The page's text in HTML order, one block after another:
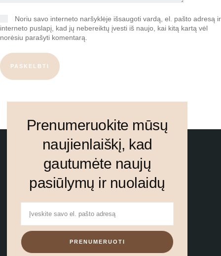
Noriu savo interneto naršyklėje išsaugoti vardą, el. pašto adresą ir
interneto puslapį, kad jų nebereiktų įvesti iš naujo, kai kitą kartą vėl
norėsiu parašyti komentarą.
PASKELBTI
Prenumeruokite mūsų
naujienlaiškį, kad
gautumėte naujų
pasiūlymų ir nuolaidų
PRENUMERUOTI